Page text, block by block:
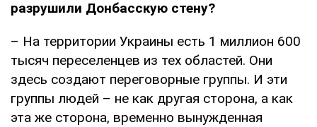
разрушили Донбасскую стену?
– На территории Украины есть 1 миллион 600
тысяч переселенцев из тех областей. Они
здесь создают переговорные группы. И эти
группы людей – не как другая сторона, а как
эта же сторона, временно вынужденная